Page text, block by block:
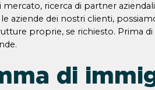
ricerca di partner
aziende dei nostri clienti,
proprie, se richiesto. Prima di
di